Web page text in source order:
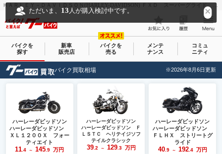
ＨＡＲＬＥＹ－ＤＡＶＩＤＳＯＮ(HARLEY-DAVIDSON) ＦＸＤ スーパーグライド ｅｖｏ ＨＳＲ４２キャブ ポールヤフィスパトラマフラー｜（株）ＥＩＧＨＴ ＷＯＲＫＳ ／ エイトワークス｜新車・中古バイクなら【グーバイク(GooBike)】
ただいま、 13 人が購入検討中です。
バイクを
探す
新車
販売店
バイクを
売る
メンテ
ナンス
コミュ
ニティ
バイク買取相場 ※2026年8月6日更新
ハーレーダビッドソン
ハーレーダビッドソン
ＸＬ１２００Ｘ フォー
ティエイト
11 .4 ～ 145 .9 万円
ハーレーダビッドソン
ハーレーダビッドソン Ｆ
ＬＳＴＣ ヘリテイジソフ
テイルクラシック
39.2 ～ 129.3 万円
ハーレーダビッドソン
ハーレーダビッドソン
ＦＬＨＸ ストリートグ
ライド
40.9 ～ 192.4 万円